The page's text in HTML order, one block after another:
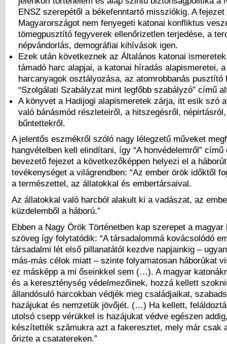
ENSZ szerepétől a békefenntartó missziókig. A
Magyarországot nem fenyegeti katonai konfliktus
tömegpusztító fegyverek ellenőrizetlen terjedése, a
népvándorlás, demográfiai kihívások igen.
Ezek után következnek az Általános katonai
támadó harc alapjai, a katonai híradás alapismeretei,
harcanyagok osztályozása, az atomrobbanás pusztító
“Szolgálati Szabályzat mint legfőbb szabályzó” című
A könyvet a Hadijogi alapismeretek zárja, itt esik szó
való bánásmód részleteiről, a hitszegésről,
bűntettekről.
A jelentős eszmékről szóló nagy lélegzetű műveket
hangvételben kell elindítani, így “A honvédelemről” című
bevezető fejezet a következőképpen helyezi el a
tevékenységet a világrendben: “Az ember örök időktől
a természettel, az állatokkal és embertársaival.
Az állatokkal való harcból alakult ki a vadászat, az
küzdelemből a háború.”
Ebben a Nagy Örök Történetben kap szerepet a magyar
szöveg így folytatódik: “A társadalommá kovácsolódó
társadalmi lét első pillanatától kezdve napjainkig –
más-más célok miatt – szinte folyamatosan háborúkat
ez másképp a mi őseinkkel sem (…). A magyar
és a kereszténység védelmezőinek, hozzá kellett
állandósuló harcokban védjék meg családjaikat,
hazájukat és nemzetük jövőjét. (…) Ha kellett,
utolsó csepp vérükkel is hazájukat védve egészen
készítették számukra azt a fakeresztet, mely már csak
őrizte a csatatereken.”